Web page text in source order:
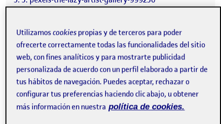
pexels-artem-beliaikin-617000
pexels-artem-beliaikin-616997
6. Creemos un producto: Parallax 2,5D
Utilizamoscookies propias y de terceros para poder
ofrecerte correctamente todas las funcionalidades del sitio
web, con fines analíticos y para mostrarte publicidad
personalizada de acuerdo con un perfil elaborado a partir de
tus hábitos de navegación. Puedes aceptar, rechazar o
configurar tus preferencias haciendo clic abajo, u obtener
más información en nuestra política de cookies.